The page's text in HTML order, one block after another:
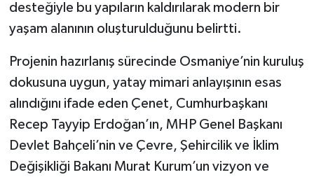
desteğiyle bu yapıların kaldırılarak modern bir
yaşam alanının oluşturulduğunu belirtti.
Projenin hazırlanış sürecinde Osmaniye’nin kuruluş
dokusuna uygun, yatay mimari anlayışının esas
alındığını ifade eden Çenet, Cumhurbaşkanı
Recep Tayyip Erdoğan’ın, MHP Genel Başkanı
Devlet Bahçeli’nin ve Çevre, Şehircilik ve İklim
Değişikliği Bakanı Murat Kurum’un vizyon ve